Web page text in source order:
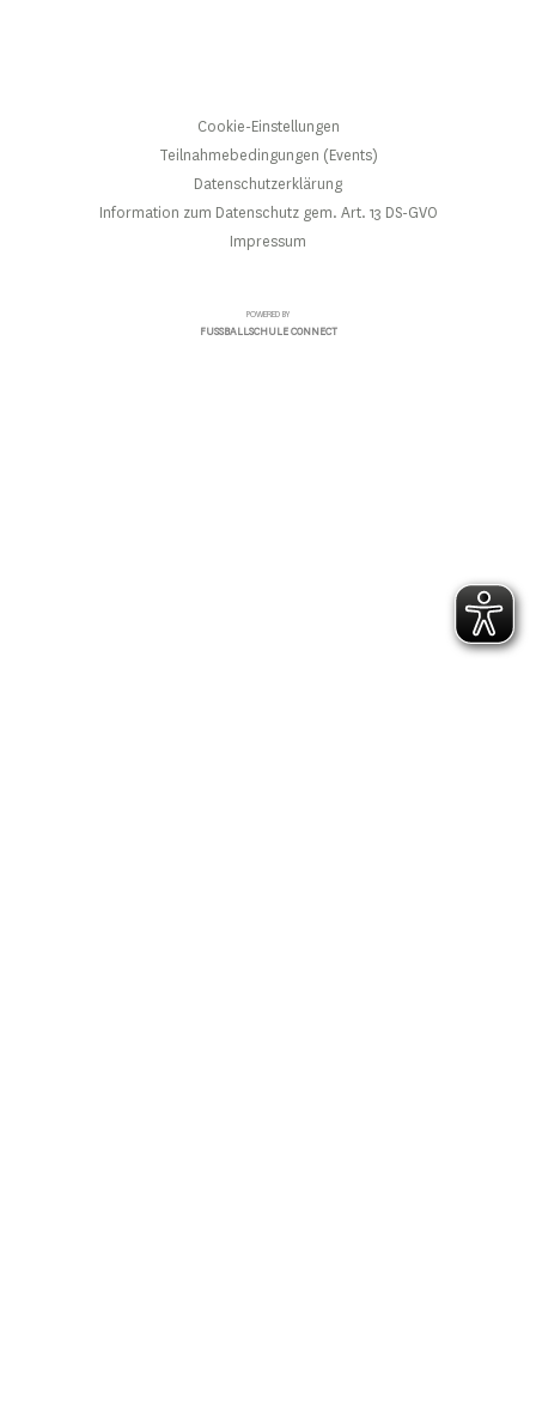
Cookie-Einstellungen
Teilnahmebedingungen (Events)
Datenschutzerklärung
Information zum Datenschutz gem. Art. 13 DS-GVO
Impressum
POWERED BY
FUSSBALLSCHULE CONNECT